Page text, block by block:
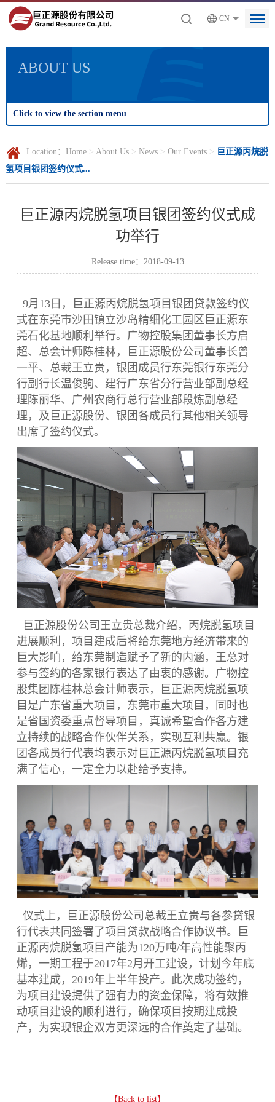
CN
ABOUT US
Click to view the section menu
Location： Home> About Us> News> Our Events> 巨正源丙烷脱
氢项目银团签约仪式...
巨正源丙烷脱氢项目银团签约仪式成
功举行
Release time：2018-09-13
9月13日，巨正源丙烷脱氢项目银团贷款签约仪
式在东莞市沙田镇立沙岛精细化工园区巨正源东
莞石化基地顺利举行。广物控股集团董事长方启
超、总会计师陈桂林，巨正源股份公司董事长曾
一平、总裁王立贵，银团成员行东莞银行东莞分
行副行长温俊驹、建行广东省分行营业部副总经
理陈丽华、广州农商行总行营业部段炼副总经
理，及巨正源股份、银团各成员行其他相关领导
出席了签约仪式。
巨正源股份公司王立贵总裁介绍，丙烷脱氢项目
进展顺利，项目建成后将给东莞地方经济带来的
巨大影响，给东莞制造赋予了新的内涵，王总对
参与签约的各家银行表达了由衷的感谢。广物控
股集团陈桂林总会计师表示，巨正源丙烷脱氢项
目是广东省重大项目，东莞市重大项目，同时也
是省国资委重点督导项目，真诚希望合作各方建
立持续的战略合作伙伴关系，实现互利共赢。银
团各成员行代表均表示对巨正源丙烷脱氢项目充
满了信心，一定全力以赴给予支持。
仪式上，巨正源股份公司总裁王立贵与各参贷银
行代表共同签署了项目贷款战略合作协议书。
巨
正源丙烷脱氢项目产能为120万吨/年高性能聚丙
烯，一期工程于2017年2月开工建设，计划今年底
基本建成，2019年上半年投产。此次成功签约，
为项目建设提供了强有力的资金保障，将有效推
动项目建设的顺利进行，确保项目按期建成投
产，为实现银企双方更深远的合作奠定了基础。
【Back to list】